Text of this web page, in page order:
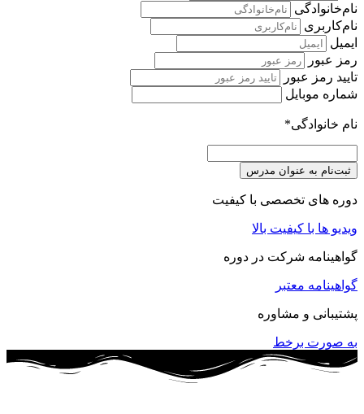
نام‌خانوادگی
نام‌کاربری
ایمیل
رمز عبور
تایید رمز عبور
شماره موبایل
نام خانوادگی*
ثبت‌نام به عنوان مدرس
دوره های تخصصی با کیفیت
ویدیو ها با کیفیت بالا
گواهینامه شرکت در دوره
گواهینامه معتبر
پشتیبانی و مشاوره
به صورت برخط